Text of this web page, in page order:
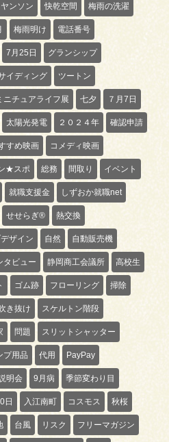
ンソン 快乾空間 梅雨の洗濯
梅雨明け 電話番号
7月25日 グランシップ
イディング ツートン
ニチュアライフ展 七夕 ７月7日
太陽光発電 ２０２４年 確認申請
すめ映画 コメディ映画
★スポ 総務 間取り イベント
就職支援金 しずおか就職net
せせらぎ® 熱交換
ザイン 自然 自動販売機
タビュー 静岡商工会議所 高校生
ゴム跡 フローリング 掃除
き抜け スケルトン階段
問題 スリットシャッター
プ用品 代用 PayPay
明会 9月病 季節変わり目
日 入江南町 コスモス 秋桜
台風 リスク フリーマガジン